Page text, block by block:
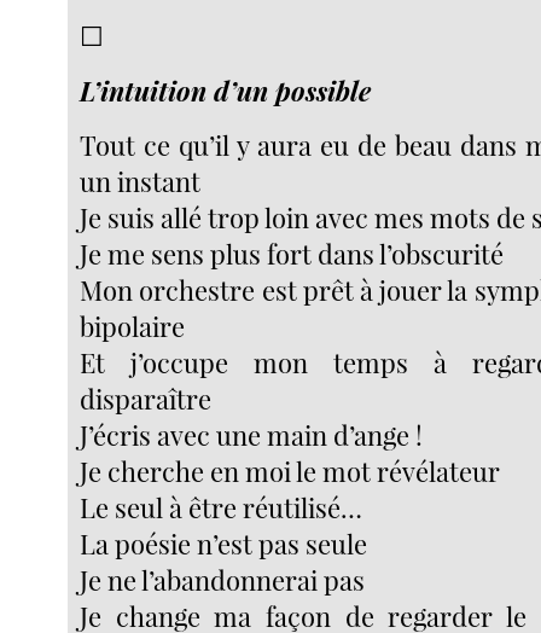
☐
L’intuition d’un possible
Tout ce qu’il y aura eu de beau dans
un instant
Je suis allé trop loin avec mes mots de
Je me sens plus fort dans l’obscurité
Mon orchestre est prêt à jouer la
bipolaire
Et j’occupe mon temps à
disparaître
J’écris avec une main d’ange !
Je cherche en moi le mot révélateur
Le seul à être réutilisé…
La poésie n’est pas seule
Je ne l’abandonnerai pas
Je change ma façon de regarder le